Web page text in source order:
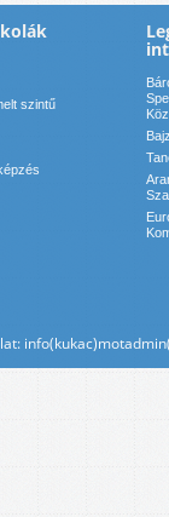
szintű